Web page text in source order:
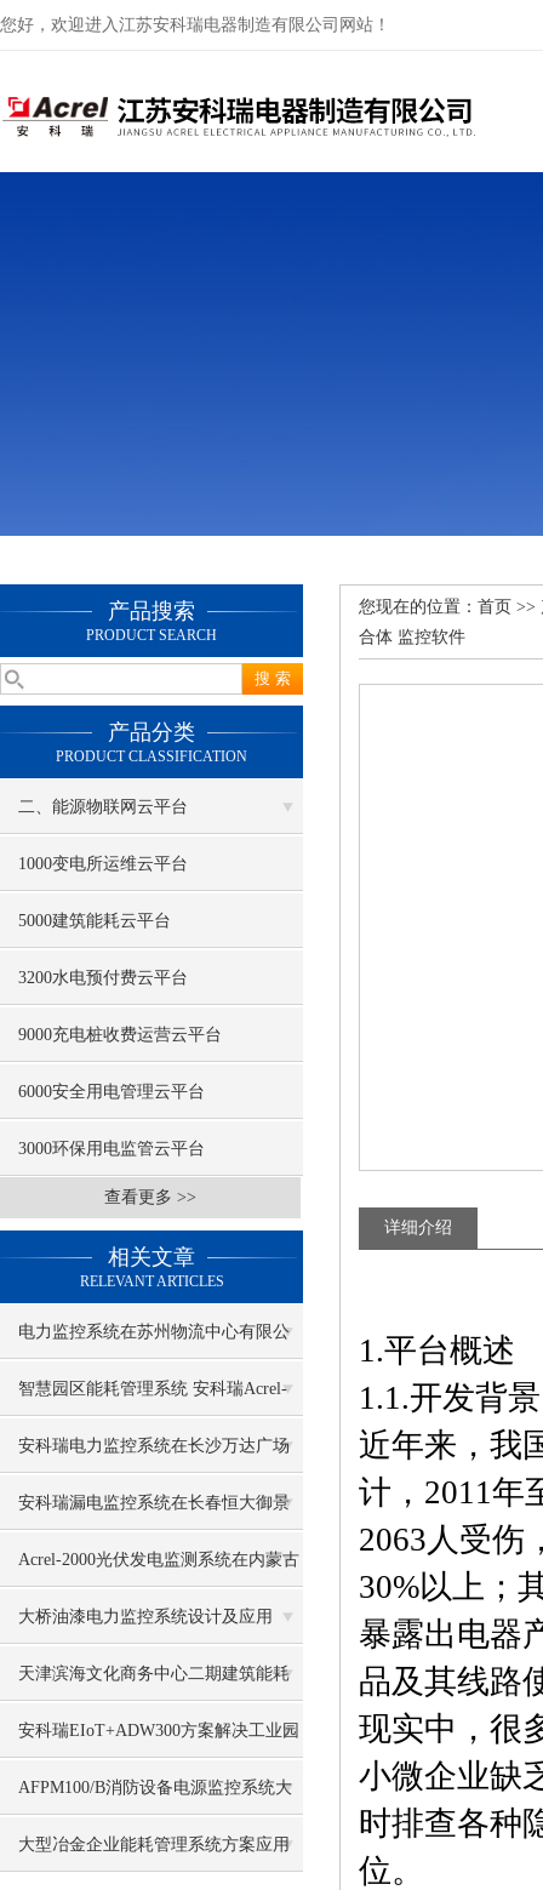
您好，欢迎进入江苏安科瑞电器制造有限公司网站！
产品搜索
PRODUCT SEARCH
产品分类
PRODUCT CLASSIFICATION
二、能源物联网云平台
1000变电所运维云平台
5000建筑能耗云平台
3200水电预付费云平台
9000充电桩收费运营云平台
6000安全用电管理云平台
3000环保用电监管云平台
查看更多 >>
相关文章
RELEVANT ARTICLES
电力监控系统在苏州物流中心有限公
司贸易功能区仓储项目变电所的设计
和应用
智慧园区能耗管理系统 安科瑞Acrel-
5000
安科瑞电力监控系统在长沙万达广场
改造项目的应用
安科瑞漏电监控系统在长春恒大御景
影城项目中的应用
Acrel-2000光伏发电监测系统在内蒙古
光伏发电中的应用
大桥油漆电力监控系统设计及应用
天津滨海文化商务中心二期建筑能耗
监测系统设计及应用
安科瑞EIoT+ADW300方案解决工业园
区传统方案布线难、成本高、响应慢
AFPM100/B消防设备电源监控系统大
连吉祥e家项目的应用
大型冶金企业能耗管理系统方案应用
您现在的位置： 首页 >>
合体 监控软件
详细介绍
1.平台概述
1.1.开发背景
近年来，我
计，2011年
2063人受伤
30%以上；
暴露出电器
品及其线路
现实中，很
小微企业缺
时排查各种
位。